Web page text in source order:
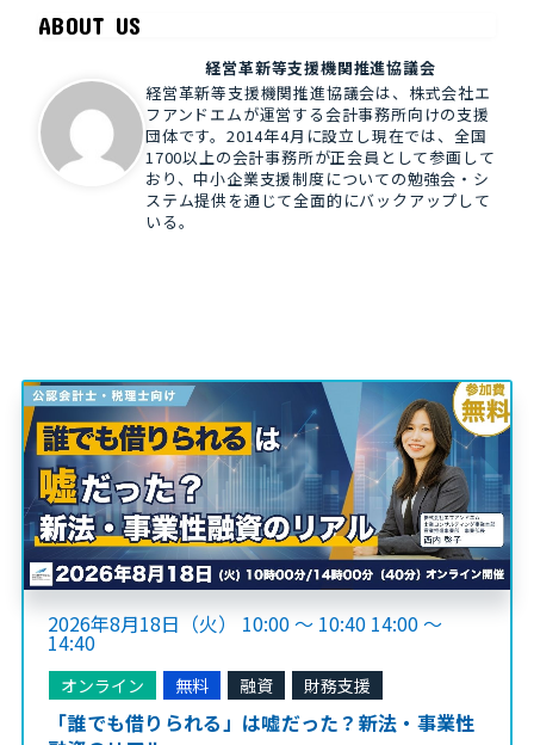
ABOUT US
経営革新等支援機関推進協議会
経営革新等支援機関推進協議会は、株式会社エ
フアンドエムが運営する会計事務所向けの支援
団体です。2014年4月に設立し現在では、全国
1700以上の会計事務所が正会員として参画して
おり、中小企業支援制度についての勉強会・シ
ステム提供を通じて全面的にバックアップして
いる。
2026年8月18日（火） 10:00 ～ 10:40 14:00 ～
14:40
オンライン 無料 融資 財務支援
「誰でも借りられる」は嘘だった？新法・事業性